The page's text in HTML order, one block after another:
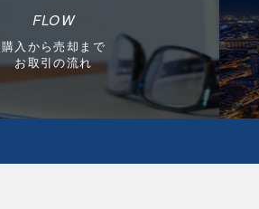
FLOW
購入から売却まで
お取引の流れ